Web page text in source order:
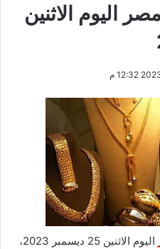
اليوم الاثنين
اليوم الاثنين 25 ديسمبر 2023،